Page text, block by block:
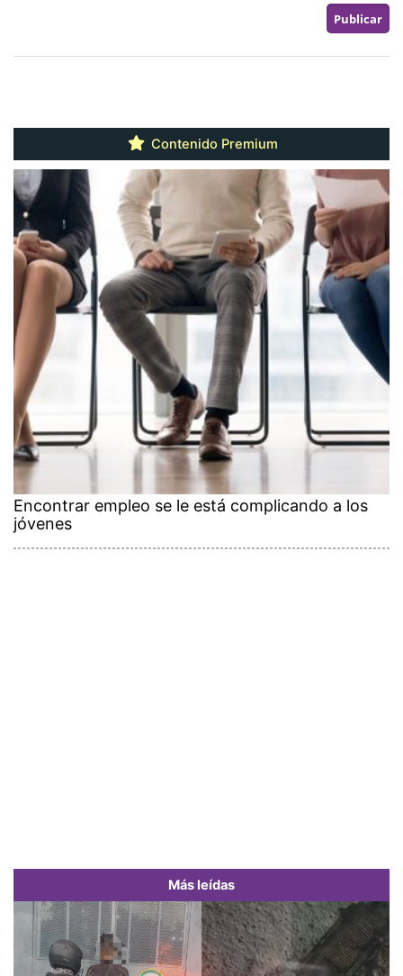
Contenido Premium
Encontrar empleo se le está complicando a los
jóvenes
Más leídas